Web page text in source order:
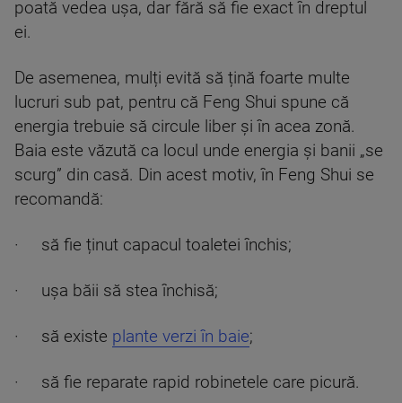
poată vedea ușa, dar fără să fie exact în dreptul
ei.
De asemenea, mulți evită să țină foarte multe
lucruri sub pat, pentru că Feng Shui spune că
energia trebuie să circule liber și în acea zonă.
Baia este văzută ca locul unde energia și banii „se
scurg” din casă. Din acest motiv, în Feng Shui se
recomandă:
· să fie ținut capacul toaletei închis;
· ușa băii să stea închisă;
· să existe plante verzi în baie;
· să fie reparate rapid robinetele care picură.